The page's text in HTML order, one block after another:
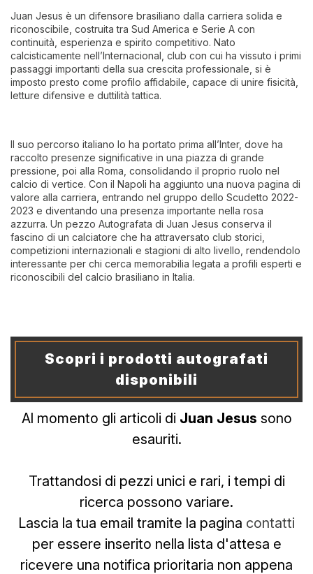
Juan Jesus è un difensore brasiliano dalla carriera solida e
riconoscibile, costruita tra Sud America e Serie A con
continuità, esperienza e spirito competitivo. Nato
calcisticamente nell’Internacional, club con cui ha vissuto i primi
passaggi importanti della sua crescita professionale, si è
imposto presto come profilo affidabile, capace di unire fisicità,
letture difensive e duttilità tattica.
Il suo percorso italiano lo ha portato prima all’Inter, dove ha
raccolto presenze significative in una piazza di grande
pressione, poi alla Roma, consolidando il proprio ruolo nel
calcio di vertice. Con il Napoli ha aggiunto una nuova pagina di
valore alla carriera, entrando nel gruppo dello Scudetto 2022-
2023 e diventando una presenza importante nella rosa
azzurra. Un pezzo Autografata di Juan Jesus conserva il
fascino di un calciatore che ha attraversato club storici,
competizioni internazionali e stagioni di alto livello, rendendolo
interessante per chi cerca memorabilia legata a profili esperti e
riconoscibili del calcio brasiliano in Italia.
Scopri i prodotti autografati
disponibili
Al momento gli articoli di Juan Jesus sono
esauriti.
Trattandosi di pezzi unici e rari, i tempi di
ricerca possono variare.
Lascia la tua email tramite la pagina contatti
per essere inserito nella lista d'attesa e
ricevere una notifica prioritaria non appena